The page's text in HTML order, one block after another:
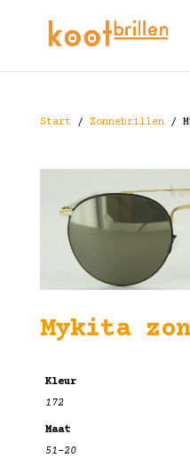
Start/ Zonnebrillen/
Mykita
Kleur
172
Maat
51-20